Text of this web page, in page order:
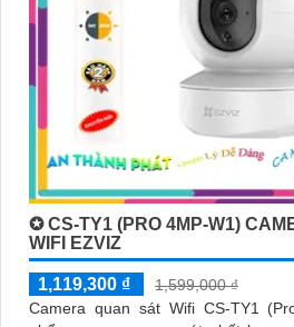
✪ CS-TY1 (PRO 4MP-W1)
WIFI EZVIZ
1,119,300 ₫
1,599,000 ₫
Camera quan sát Wifi CS-TY1